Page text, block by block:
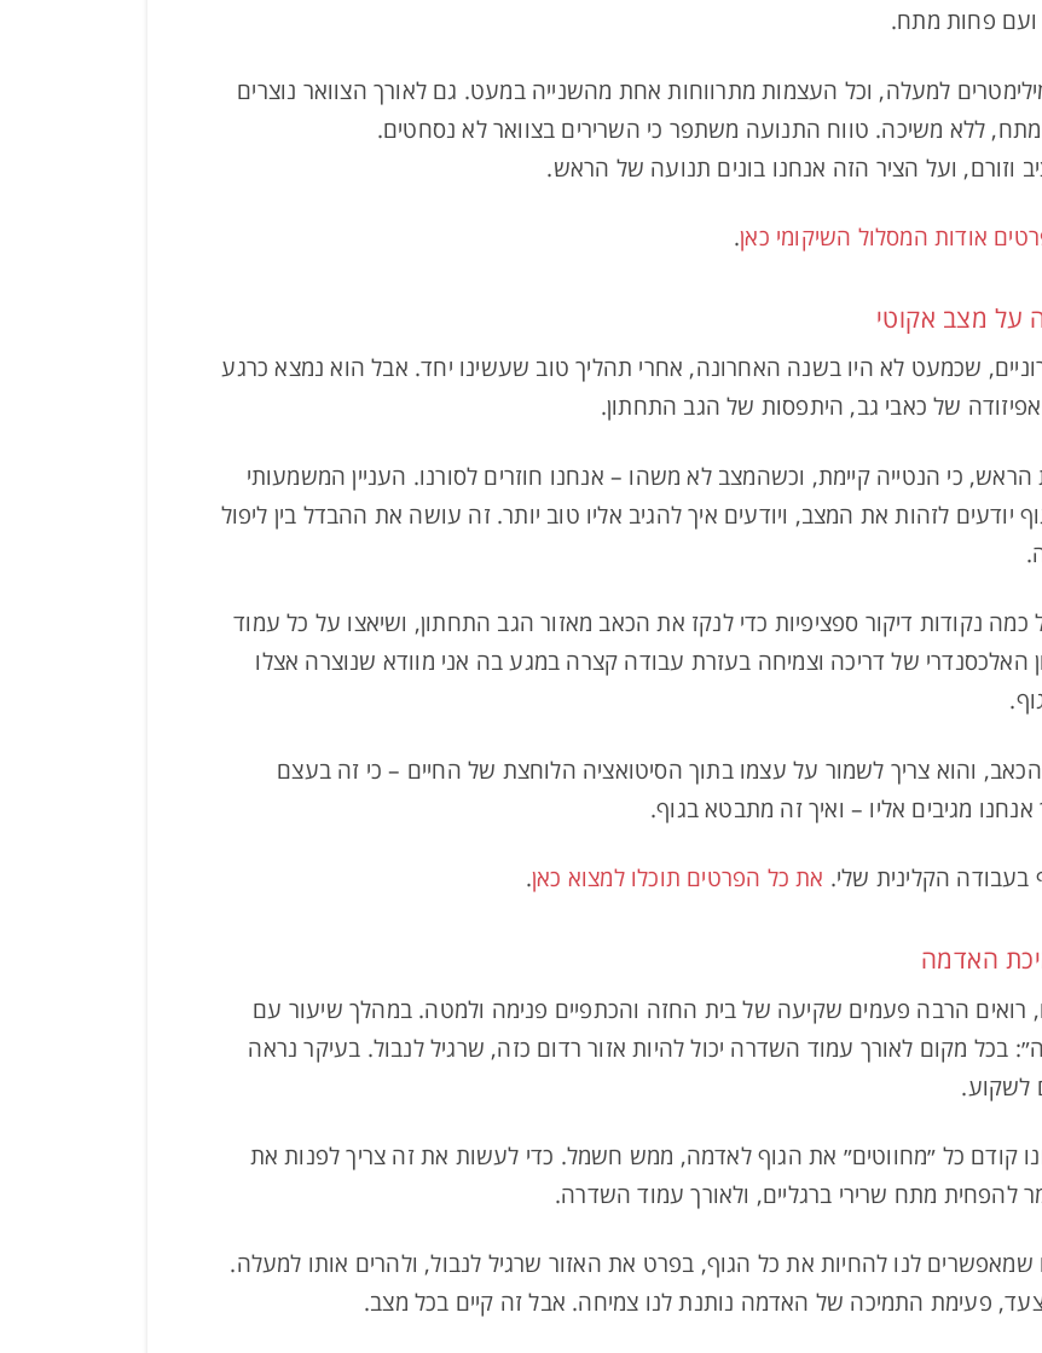
ועם פחות מתח.
למעלה, וכל העצמות מתרווחות אחת מהשנייה במעט. גם לאורך הצוואר נוצרים
מתח, ללא משיכה. טווח התנועה משתפר כי השרירים בצוואר לא נסחטים.
וזורם, ועל הציר הזה אנחנו בונים תנועה של הראש.
אודות המסלול השיקומי כאן.
על מצב אקוטי
שכמעט לא היו בשנה האחרונה, אחרי תהליך טוב שעשינו יחד. אבל הוא נמצא כרגע
של כאבי גב, היתפסות של הגב התחתון.
כי הנטייה קיימת, וכשהמצב לא משהו – אנחנו חוזרים לסורנו. העניין המשמעותי
לזהות את המצב, ויודעים איך להגיב אליו טוב יותר. זה עושה את ההבדל בין ליפול
נקודות דיקור ספציפיות כדי לנקז את הכאב מאזור הגב התחתון, ושיאצו על כל עמוד
של דריכה וצמיחה בעזרת עבודה קצרה במגע בה אני מוודא שנוצרה אצלו
והוא צריך לשמור על עצמו בתוך הסיטואציה הלוחצת של החיים – כי זה בעצם
מגיבים אליו – ואיך זה מתבטא בגוף.
בעבודה הקלינית שלי. את כל הפרטים תוכלו למצוא כאן.
האדמה
רואים הרבה פעמים שקיעה של בית החזה והכתפיים פנימה ולמטה. במהלך שיעור עם
בכל מקום לאורך עמוד השדרה יכול להיות אזור רדום כזה, שרגיל לנבול. בעיקר נראה
לשקוע.
קודם כל ״מחווטים״ את הגוף לאדמה, ממש חשמל. כדי לעשות את זה צריך לפנות את
להפחית מתח שרירי ברגליים, ולאורך עמוד השדרה.
שמאפשרים לנו להחיות את כל הגוף, בפרט את האזור שרגיל לנבול, ולהרים אותו למעלה.
פעימת התמיכה של האדמה נותנת לנו צמיחה. אבל זה קיים בכל מצב.